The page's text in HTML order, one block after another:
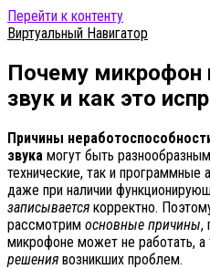
Перейти к контенту
Виртуальный Навигатор
Почему микрофон
звук и как это
Причины
звука могут быть
технические, так и программные
даже при наличии
записывается корректно.
рассмотрим основные причины,
микрофоне может не работать,
решения возникших проблем.